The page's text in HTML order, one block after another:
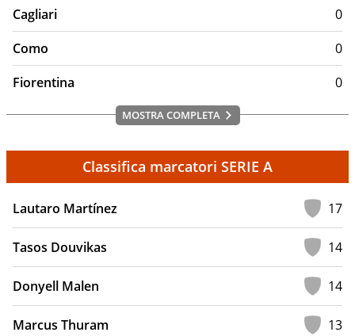
Cagliari
0
Como
0
Fiorentina
0
MOSTRA COMPLETA
Classifica marcatori SERIE A
Lautaro Martínez 17
Tasos Douvikas 14
Donyell Malen 14
Marcus Thuram 13